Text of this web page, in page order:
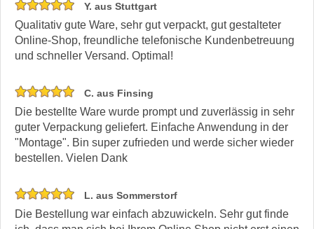
Y. aus Stuttgart
Qualitativ gute Ware, sehr gut verpackt, gut gestalteter
Online-Shop, freundliche telefonische Kundenbetreuung
und schneller Versand. Optimal!
C. aus Finsing
Die bestellte Ware wurde prompt und zuverlässig in sehr
guter Verpackung geliefert. Einfache Anwendung in der
"Montage". Bin super zufrieden und werde sicher wieder
bestellen. Vielen Dank
L. aus Sommerstorf
Die Bestellung war einfach abzuwickeln. Sehr gut finde